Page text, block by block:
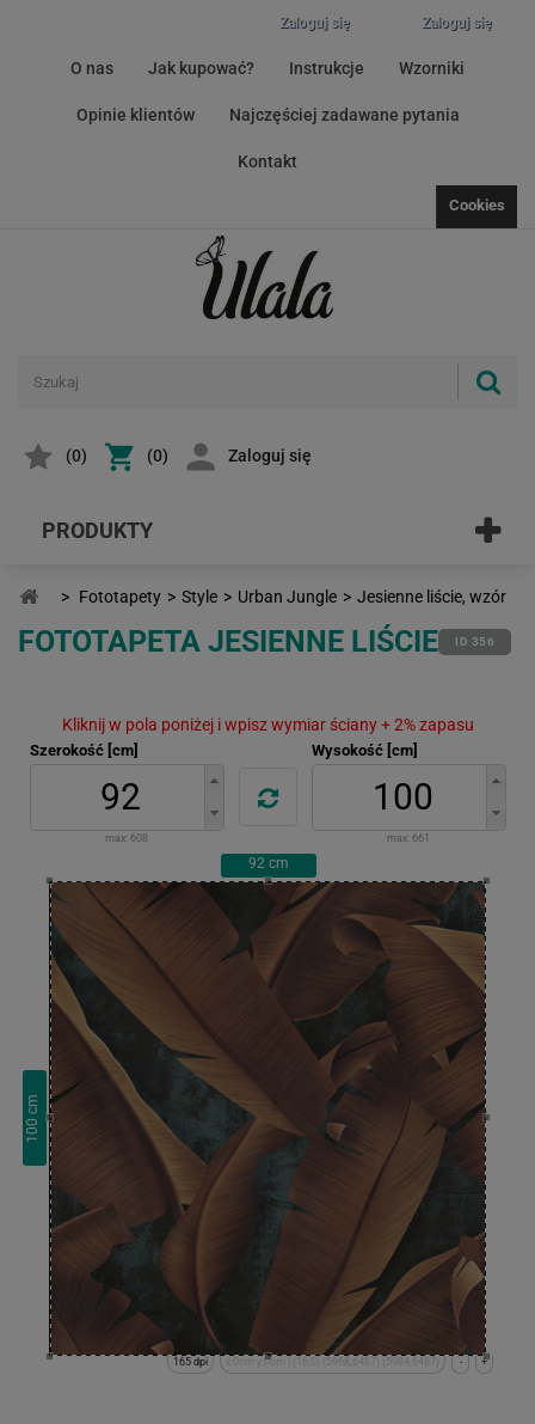
Zaloguj się
Zaloguj się
O nas Jak kupować? Instrukcje Wzorniki
Opinie klientów Najczęściej zadawane pytania
Kontakt
Cookies
(0) (0) Zaloguj się
PRODUKTY
> Fototapety > Style > Urban Jungle > Jesienne liście, wzór
FOTOTAPETA JESIENNE LIŚCIE ID 356
Kliknij w pola poniżej i wpisz wymiar ściany + 2% zapasu
Szerokość [cm]
max: 608
Wysokość [cm]
max: 661
92 cm
100
cm
+
-
x:0cm y:0cm | (16,0) (5968,6487) (5984,6487)
165 dpi